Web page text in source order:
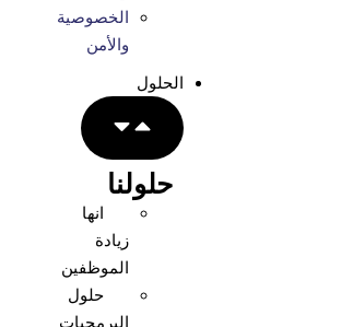
الخصوصية
والأمن
الحلول
حلولنا
انها
زيادة
الموظفين
حلول
البرمجيات